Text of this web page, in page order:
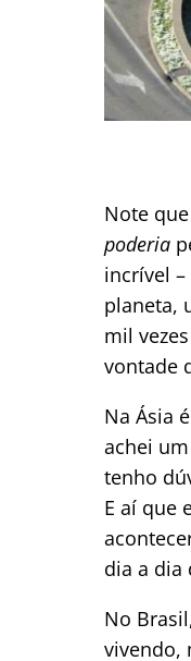
Note
poderia
incrível
planeta,
mil
vontade
Na Ásia
achei
tenho
E aí que
dia a dia
No
vivendo,